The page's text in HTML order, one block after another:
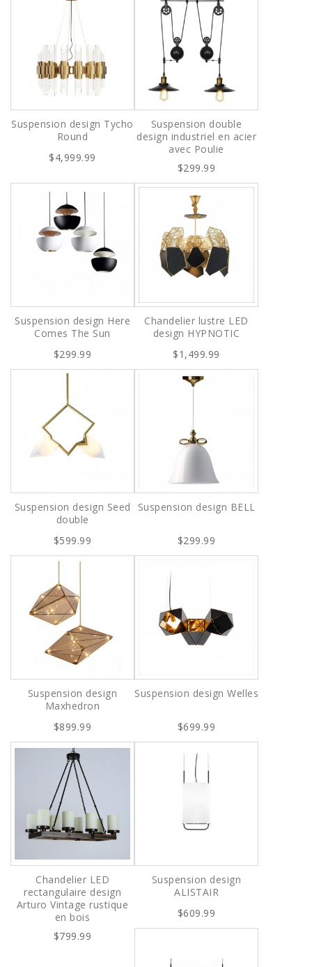
Suspension design Tycho
Round
$4,999.99
Suspension double
design industriel en acier
avec Poulie
$299.99
Suspension design Here
Comes The Sun
$299.99
Chandelier lustre LED
design HYPNOTIC
$1,499.99
Suspension design Seed
double
$599.99
Suspension design BELL
$299.99
Suspension design
Maxhedron
$899.99
Suspension design Welles
$699.99
Chandelier LED
rectangulaire design
Arturo Vintage rustique
en bois
$799.99
Suspension design
ALISTAIR
$609.99